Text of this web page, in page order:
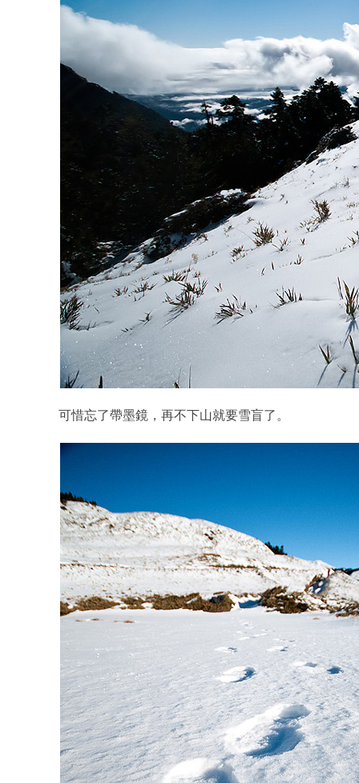
可惜忘了帶墨鏡，再不下山就要雪盲了。